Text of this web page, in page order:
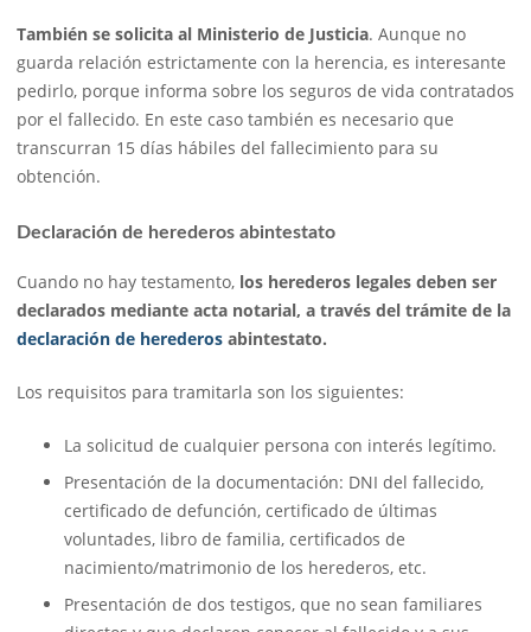
También se solicita al Ministerio de Justicia. Aunque no
guarda relación estrictamente con la herencia, es interesante
pedirlo, porque informa sobre los seguros de vida contratados
por el fallecido. En este caso también es necesario que
transcurran 15 días hábiles del fallecimiento para su
obtención.
Declaración de herederos abintestato
Cuando no hay testamento, los herederos legales deben ser
declarados mediante acta notarial, a través del trámite de la
declaración de herederos abintestato.
Los requisitos para tramitarla son los siguientes:
La solicitud de cualquier persona con interés legítimo.
Presentación de la documentación: DNI del fallecido,
certificado de defunción, certificado de últimas
voluntades, libro de familia, certificados de
nacimiento/matrimonio de los herederos, etc.
Presentación de dos testigos, que no sean familiares